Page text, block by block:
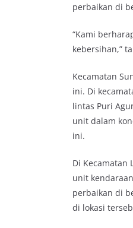
perbaikan di
“Kami
kebersihan,”
Kecamatan
ini. Di
lintas Puri
unit dalam
ini.
Di Kecamatan
unit
perbaikan di
di lokasi